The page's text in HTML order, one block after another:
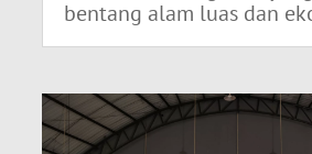
bentang alam luas dan